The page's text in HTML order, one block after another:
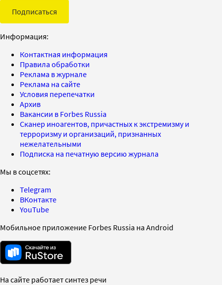
Подписаться
Информация:
Контактная информация
Правила обработки
Реклама в журнале
Реклама на сайте
Условия перепечатки
Архив
Вакансии в Forbes Russia
Сканер иноагентов, причастных к экстремизму и
терроризму и организаций, признанных
нежелательными
Подписка на печатную версию журнала
Мы в соцсетях:
Telegram
ВКонтакте
YouTube
Мобильное приложение Forbes Russia на Android
На сайте работает синтез речи